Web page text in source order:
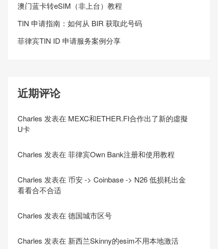
澳门蓝卡转eSIM（非上台）教程
TIN 申请指南：如何从 BIR 获取此号码
菲律宾TIN ID 申请服务案例分享
近期评论
Charles 发表在 MEXC和ETHER.FI合作出了新的虛擬
U卡
Charles 发表在 菲律宾Own Bank注册和使用教程
Charles 发表在 币安 -> Coinbase -> N26 低损耗出金
看看合不合适
Charles 发表在 德国城市区号
Charles 发表在 新西兰Skinny的esim不用本地激活